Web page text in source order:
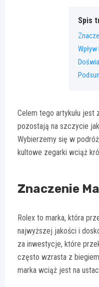
Spis
Celem tego artykułu jest
pozostają na szczycie
Wybierzemy się w
kultowe zegarki wciąż
Znaczenie
Rolex to marka, która
najwyższej jakości i
za inwestycje, które
często wzrasta z
marka wciąż jest na